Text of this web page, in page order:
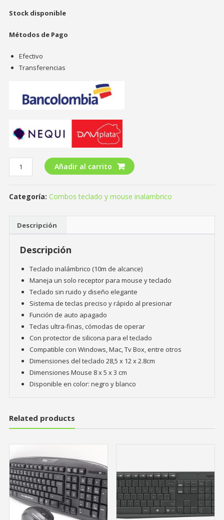
Stock disponible
Métodos de Pago
Efectivo
Transferencias
Añadir al carrito
Categoría: Combos teclado y mouse inalambrico
Descripción
Descripción
Teclado inalámbrico (10m de alcance)
Maneja un solo receptor para mouse y teclado
Teclado sin ruido y diseño elegante
Sistema de teclas preciso y rápido al presionar
Función de auto apagado
Teclas ultra-finas, cómodas de operar
Con protector de silicona para el teclado
Compatible con Windows, Mac, Tv Box, entre otros
Dimensiones del teclado 28,5 x 12 x 2.8cm
Dimensiones Mouse 8 x 5 x 3 cm
Disponible en color: negro y blanco
Related products